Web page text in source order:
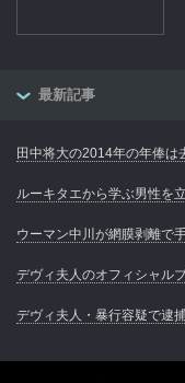
最新記事
田中将大の2014年の年俸は
ルーキタエから学ぶ男性を
ウーマン中川が網膜剥離で
デヴィ夫人のオフィシャル
デヴィ夫人・暴行容疑で逮